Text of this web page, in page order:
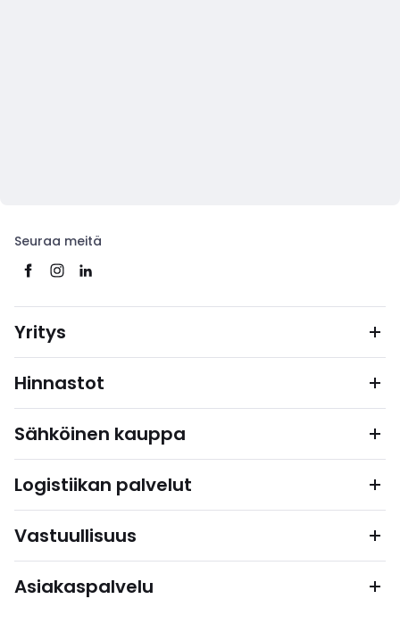
Seuraa meitä
Yritys
Hinnastot
Sähköinen kauppa
Logistiikan palvelut
Vastuullisuus
Asiakaspalvelu